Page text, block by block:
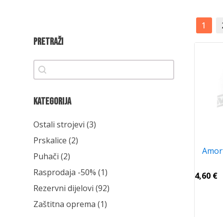
Pretraži
Pretraži
Pretraži
Kategorija
Kategorija
Ostali strojevi(3)
Prskalice(2)
Puhači(2)
Rasprodaja -50%(1)
Rezervni dijelovi(92)
Zaštitna oprema(1)
1
4,60 €